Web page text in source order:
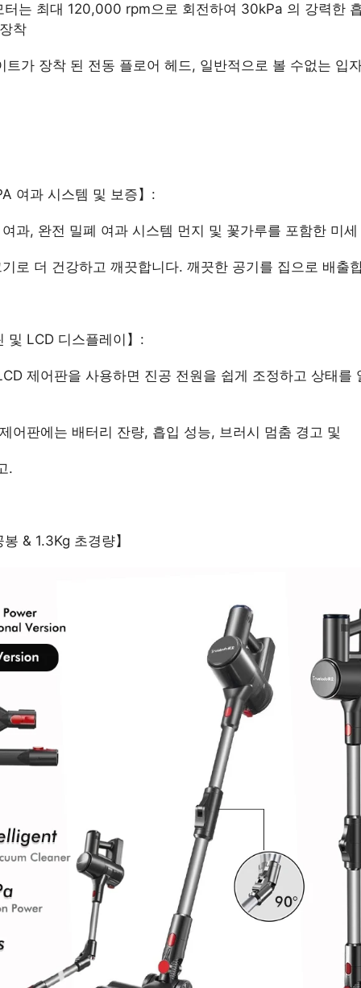
터는 최대 120,000 rpm으로 회전하여 30kPa 의 강력한
착
트가 장착 된 전동 플로어 헤드, 일반적으로 볼 수없는 입
여과 시스템 및 보증】:
과, 완전 밀폐 여과 시스템 먼지 및 꽃가루를 포함한 미
로 더 건강하고 깨끗합니다. 깨끗한 공기를 집으로 배출
및 LCD 디스플레이】:
제어판을 사용하면 진공 전원을 쉽게 조정하고 상태를
어판에는 배터리 잔량, 흡입 성능, 브러시 멈춤 경고 및
.
& 1.3Kg 초경량】